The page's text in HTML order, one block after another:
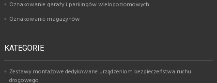
Oznakowanie garaży i parkingów wielopoziomowych
Oznakowanie magazynów
KATEGORIE
Zestawy montażowe dedykowane urządzeniom bezpieczeństwa ruchu
drogowego